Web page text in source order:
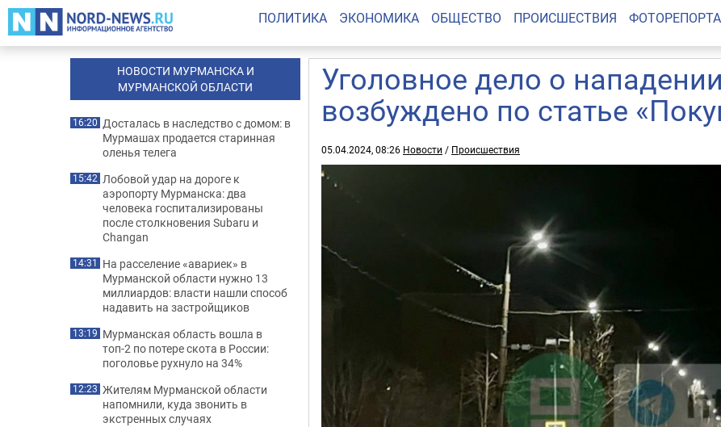
ПОЛИТИКА ЭКОНОМИКА ОБЩЕСТВО ПРОИСШЕСТВИЯ
Уголовное дело о
возбуждено по статье
05.04.2024, 08:26 Новости / Происшествия
НОВОСТИ МУРМАНСКА И
МУРМАНСКОЙ ОБЛАСТИ
16:20 Досталась в наследство с домом: в
Мурмашах продается старинная
оленья телега
15:42 Лобовой удар на дороге к
аэропорту Мурманска: два
человека госпитализированы
после столкновения Subaru и
Changan
14:31 На расселение «авариек» в
Мурманской области нужно 13
миллиардов: власти нашли способ
надавить на застройщиков
13:19 Мурманская область вошла в
топ-2 по потере скота в России:
поголовье рухнуло на 34%
12:23 Жителям Мурманской области
напомнили, куда звонить в
экстренных случаях